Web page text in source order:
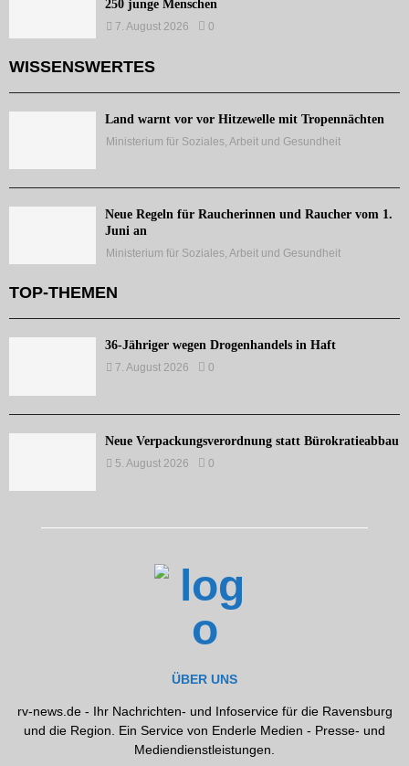
250 junge Menschen
7. August 2026 0
WISSENSWERTES
Land warnt vor vor Hitzewelle mit Tropennächten
Ministerium für Soziales, Arbeit und Gesundheit
Neue Regeln für Raucherinnen und Raucher vom 1.
Juni an
Ministerium für Soziales, Arbeit und Gesundheit
TOP-THEMEN
36-Jähriger wegen Drogenhandels in Haft
7. August 2026 0
Neue Verpackungsverordnung statt Bürokratieabbau
5. August 2026 0
ÜBER UNS
rv-news.de - Ihr Nachrichten- und Infoservice für die Ravensburg
und die Region. Ein Service von Enderle Medien - Presse- und
Mediendienstleistungen.